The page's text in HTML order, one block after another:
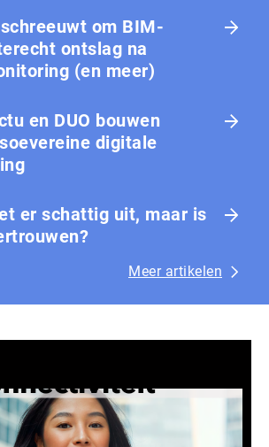
om BIM-
ontslag na
(en meer)
en DUO bouwen
digitale
er schattig uit, maar is
Meer artikelen